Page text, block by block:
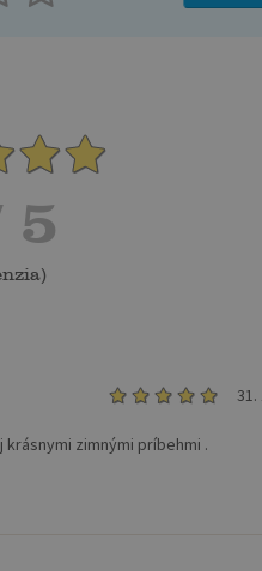
5
)
31.
zimnými príbehmi .